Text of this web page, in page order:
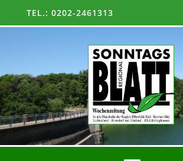
TEL.: 0202-2461313